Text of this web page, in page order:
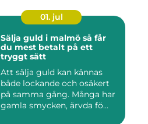
01. jul
Sälja guld i malmö så får
du mest betalt på ett
tryggt sätt
Att sälja guld kan kännas
både lockande och osäkert
på samma gång. Många har
gamla smycken, ärvda fö...